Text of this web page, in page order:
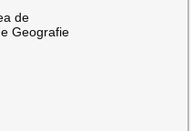
de
Geografie